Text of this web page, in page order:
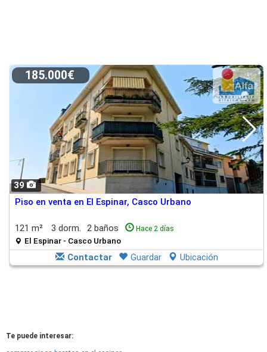
39
185.000€
Piso en venta en El Espinar, Casco Urbano
121 m² 3 dorm. 2 baños Hace 2 días
El Espinar - Casco Urbano
Contactar Guardar Ubicación
Te puede interesar: